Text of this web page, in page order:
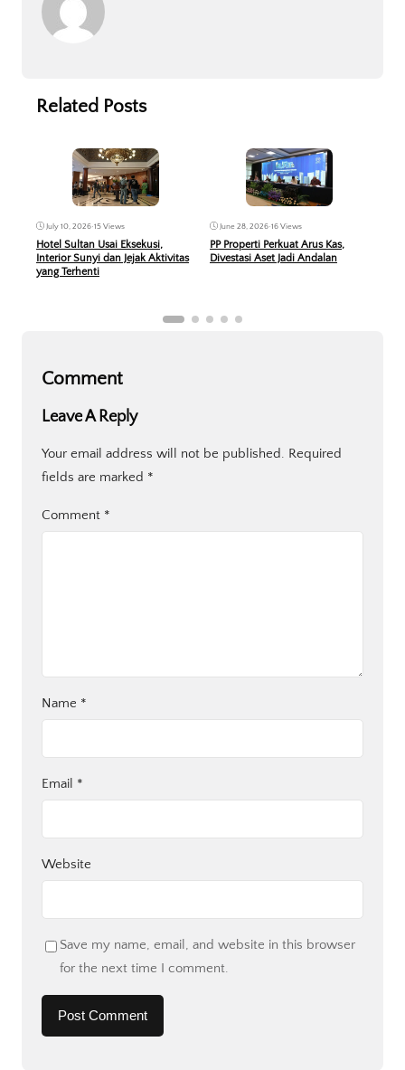
Related Posts
July 10, 2026•15 Views
Hotel Sultan Usai Eksekusi,
Interior Sunyi dan Jejak Aktivitas
yang Terhenti
June 28, 2026•16 Views
PP Properti Perkuat Arus Kas,
Divestasi Aset Jadi Andalan
Comment
Leave A Reply
Your email address will not be published. Required
fields are marked *
Comment *
Name *
Email *
Website
Save my name, email, and website in this browser
for the next time I comment.